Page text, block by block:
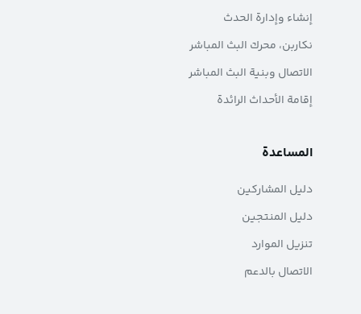
إنشاء وإدارة الحدث
نکاربن، محرك البث المباشر
الاتصال وبنية البث المباشر
إقامة الأحداث الرائدة
المساعدة
دليل المشاركين
دليل المنتجين
تنزيل الموارد
الاتصال بالدعم